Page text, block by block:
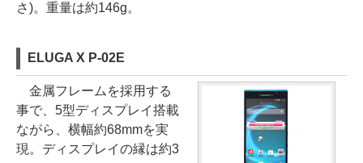
さ)。重量は約146g。
ELUGA X P-02E
金属フレームを採用する
事で、5型ディスプレイ搭載
ながら、横幅約68mmを実
現。ディスプレイの縁は約3